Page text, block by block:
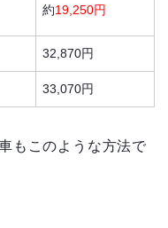
約19,250円
32,870円
33,070円
もこのような方法で